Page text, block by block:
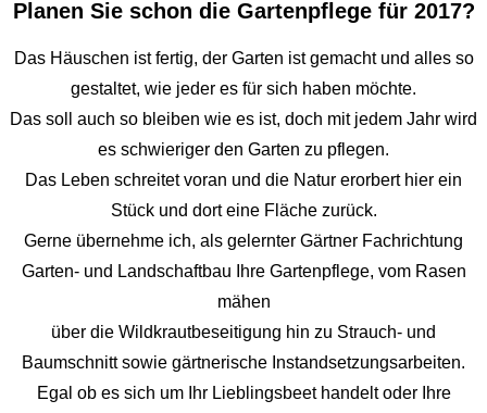
Planen Sie schon die Gartenpflege für 2017?
Das Häuschen ist fertig, der Garten ist gemacht und alles so
gestaltet, wie jeder es für sich haben möchte.
Das soll auch so bleiben wie es ist, doch mit jedem Jahr wird
es schwieriger den Garten zu pflegen.
Das Leben schreitet voran und die Natur erorbert hier ein
Stück und dort eine Fläche zurück.
Gerne übernehme ich, als gelernter Gärtner Fachrichtung
Garten- und Landschaftbau Ihre Gartenpflege, vom Rasen
mähen
über die Wildkrautbeseitigung hin zu Strauch- und
Baumschnitt sowie gärtnerische Instandsetzungsarbeiten.
Egal ob es sich um Ihr Lieblingsbeet handelt oder Ihre